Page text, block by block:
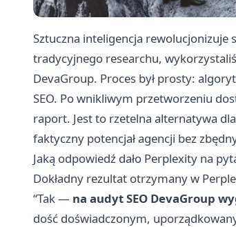
Sztuczna inteligencja
tradycyjnego researchu,
DevaGroup. Proces był prosty:
SEO. Po wnikliwym przetworzeniu
raport. Jest to rzetelna alternatywa
faktyczny potencjał agencji bez
Jaką odpowiedź dało Perplexity na
Dokładny rezultat otrzymany w
“Tak — na audyt SEO DevaGroup
dość doświadczonym,